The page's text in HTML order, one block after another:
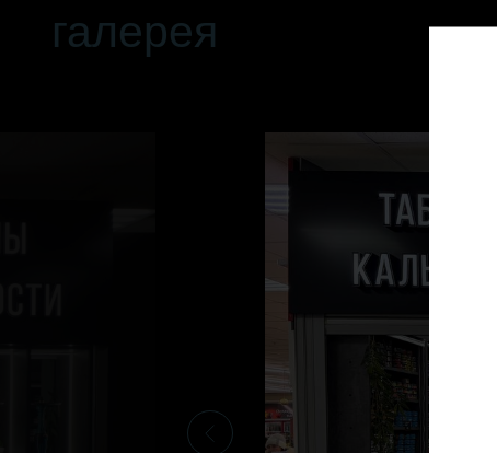
галерея